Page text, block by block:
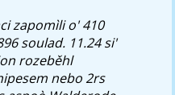
zapomìli o' 410
soulad. 11.24 si'
rozeběhl
nebo 2rs